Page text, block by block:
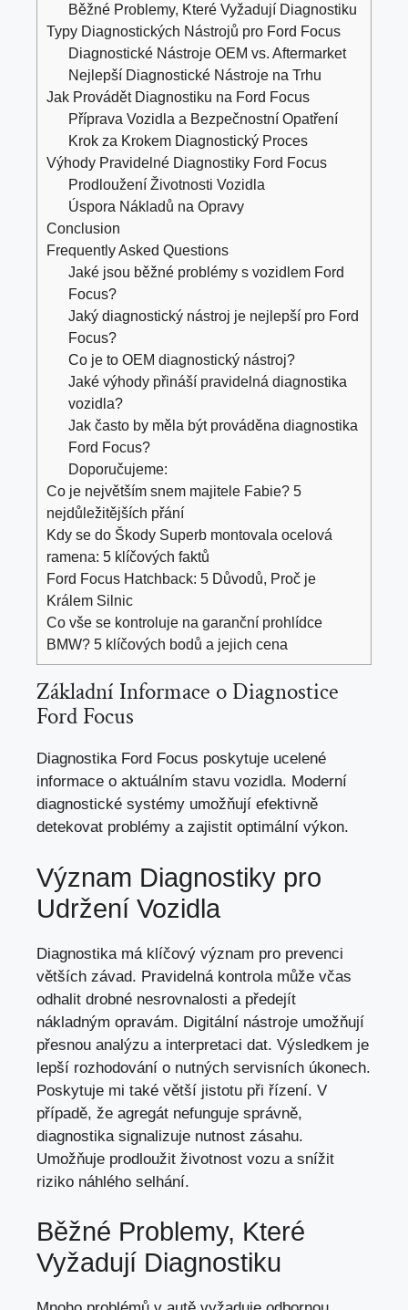
Běžné Problemy, Které Vyžadují Diagnostiku
Typy Diagnostických Nástrojů pro Ford Focus
Diagnostické Nástroje OEM vs. Aftermarket
Nejlepší Diagnostické Nástroje na Trhu
Jak Provádět Diagnostiku na Ford Focus
Příprava Vozidla a Bezpečnostní Opatření
Krok za Krokem Diagnostický Proces
Výhody Pravidelné Diagnostiky Ford Focus
Prodloužení Životnosti Vozidla
Úspora Nákladů na Opravy
Conclusion
Frequently Asked Questions
Jaké jsou běžné problémy s vozidlem Ford
Focus?
Jaký diagnostický nástroj je nejlepší pro Ford
Focus?
Co je to OEM diagnostický nástroj?
Jaké výhody přináší pravidelná diagnostika
vozidla?
Jak často by měla být prováděna diagnostika
Ford Focus?
Doporučujeme:
Co je největším snem majitele Fabie? 5
nejdůležitějších přání
Kdy se do Škody Superb montovala ocelová
ramena: 5 klíčových faktů
Ford Focus Hatchback: 5 Důvodů, Proč je
Králem Silnic
Co vše se kontroluje na garanční prohlídce
BMW? 5 klíčových bodů a jejich cena
Základní Informace o Diagnostice
Ford Focus
Diagnostika Ford Focus poskytuje ucelené
informace o aktuálním stavu vozidla. Moderní
diagnostické systémy umožňují efektivně
detekovat problémy a zajistit optimální výkon.
Význam Diagnostiky pro
Udržení Vozidla
Diagnostika má klíčový význam pro prevenci
větších závad. Pravidelná kontrola může včas
odhalit drobné nesrovnalosti a předejít
nákladným opravám. Digitální nástroje umožňují
přesnou analýzu a interpretaci dat. Výsledkem je
lepší rozhodování o nutných servisních úkonech.
Poskytuje mi také větší jistotu při řízení. V
případě, že agregát nefunguje správně,
diagnostika signalizuje nutnost zásahu.
Umožňuje prodloužit životnost vozu a snížit
riziko náhlého selhání.
Běžné Problemy, Které
Vyžadují Diagnostiku